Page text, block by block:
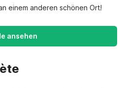
einem anderen schönen Ort!
ansehen